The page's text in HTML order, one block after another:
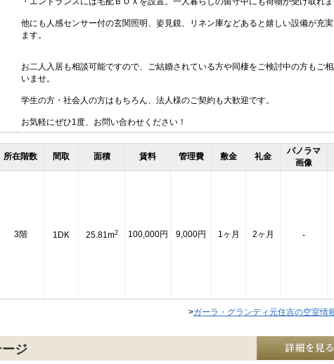
他にも人感センサー付の玄関照明、姿見鏡、リネン庫などあると嬉しい設備が充
ます。
お二人入居も相談可能ですので、ご結婚されている方や同棲をご検討中の方もご相
いませ。
学生の方・社会人の方はもちろん、法人様のご契約も大歓迎です。
お気軽にぜひ1度、お問い合わせください！
所在階数 間取 面積 賃料 管理費 敷金 礼金
パノラマ
画像
3階 1DK 25.81m2 100,000円 9,000円 1ヶ月 2ヶ月 -
>ガーラ・グランディ元住吉の空室情
ジ